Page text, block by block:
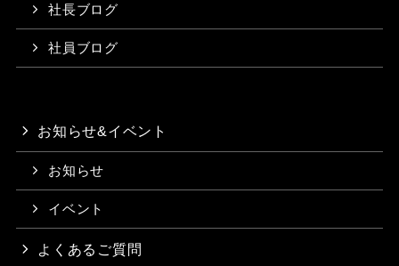
社長ブログ
社員ブログ
お知らせ&イベント
お知らせ
イベント
よくあるご質問